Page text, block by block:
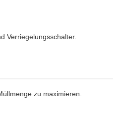
Verriegelungsschalter.
zu maximieren.